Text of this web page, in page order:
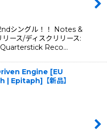
シングル！！ Notes &
ース/ディスクリリース:
Quarterstick Reco…
Engine [EU
| Epitaph]【新品】